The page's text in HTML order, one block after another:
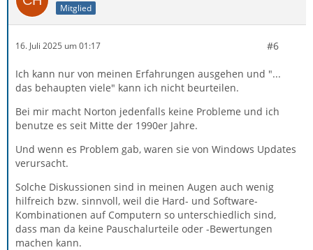
Mitglied
16. Juli 2025 um 01:17 #6
Ich kann nur von meinen Erfahrungen ausgehen und "...
das behaupten viele" kann ich nicht beurteilen.
Bei mir macht Norton jedenfalls keine Probleme und ich
benutze es seit Mitte der 1990er Jahre.
Und wenn es Problem gab, waren sie von Windows Updates
verursacht.
Solche Diskussionen sind in meinen Augen auch wenig
hilfreich bzw. sinnvoll, weil die Hard- und Software-
Kombinationen auf Computern so unterschiedlich sind,
dass man da keine Pauschalurteile oder -Bewertungen
machen kann.